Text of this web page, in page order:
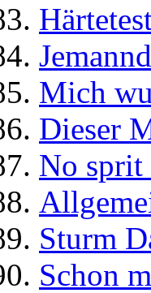
Mich
Dieser
No
Sturm
Schon